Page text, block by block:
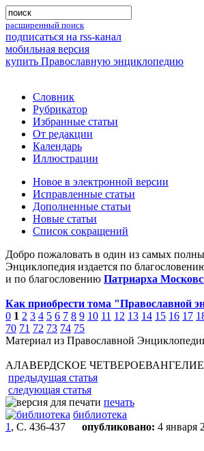
расширенный поиск
подписаться на rss-канал
мобильная версия
купить Православную энциклопедию
Словник
Рубрикатор
Избранные статьи
От редакции
Календарь
Иллюстрации
Новое в электронной версии
Исправленные статьи
Дополненные статьи
Новые статьи
Список сокращений
Добро пожаловать в один из самых
Энциклопедия издается по
и по благословению Патриарха
Как приобрести тома "Православной
0 1 2 3 4 5 6 7 8 9 10 11 12 13 14 15 16 17
70 71 72 73 74 75
Материал из Православной
АЛАВЕРДСКОЕ ЧЕТВЕРОЕВАНГЕЛИЕ
предыдущая статья
следующая статья
печать
библиотека
1 , С. 436-437 опубликовано: 4 января